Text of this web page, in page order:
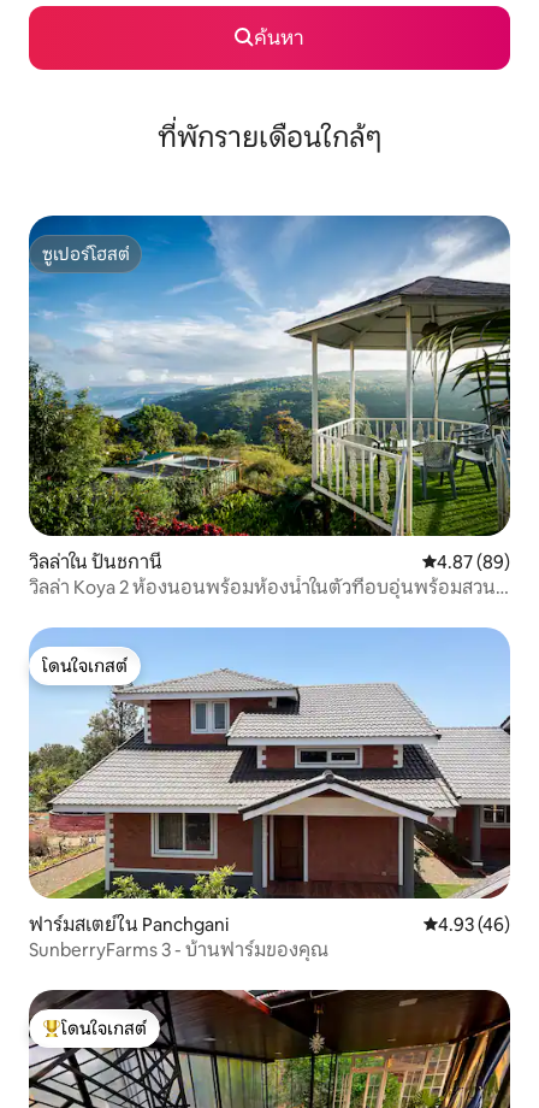
ค้นหา
ที่พักรายเดือนใกล้ๆ
ซูเปอร์โฮสต์
ซูเปอร์โฮสต์
วิลล่าใน ปันชกานี คะแนนเฉลี่ย
4.87 (89)
วิลล่า Koya 2 ห้องนอนพร้อมห้องน้ำในตัวที่อบอุ่นพร้อมสวน
โดนใจเกสต์
โดนใจเกสต์
ฟาร์มสเตย์ใน Panchgani คะแนนเฉลี่ย
4.93 (46)
SunberryFarms 3 - บ้านฟาร์มของคุณ
โดนใจเกสต์ที่สุด
โดนใจเกสต์